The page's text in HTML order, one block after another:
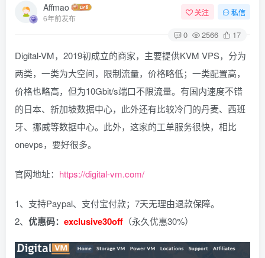
Affmao
6年前发布
关注 私信
0 2566 17
Digital-VM，2019初成立的商家，主要提供KVM VPS，分为
两类，一类为大空间，限制流量，价格略低；一类配置高，
价格也略高，但为10Gbit/s端口不限流量。有国内速度不错
的日本、新加坡数据中心，此外还有比较冷门的丹麦、西班
牙、挪威等数据中心。此外，这家的工单服务很快，相比
onevps，要好很多。
官网地址： https://digital-vm.com/
1、支持Paypal、支付宝付款；7天无理由退款保障。
2、 优惠码： exclusive30off （永久优惠30%）